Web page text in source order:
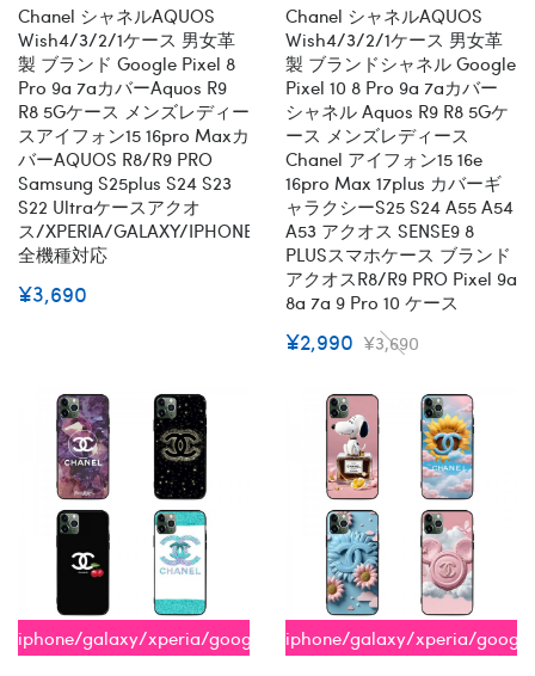
Chanel シャネルAQUOS
Wish4/3/2/1ケース 男女革
製 ブランド Google Pixel 8
Pro 9a 7aカバーaquos R9
R8 5Gケース メンズレディー
スアイフォン15 16pro Maxカ
バーAQUOS R8/R9 PRO
Samsung S25plus S24 S23
S22 Ultraケースアクオ
ス/XPERIA/GALAXY/IPHONE
全機種対応
¥3,690
Chanel シャネルAQUOS
Wish4/3/2/1ケース 男女革
製 ブランドシャネル Google
Pixel 10 8 Pro 9a 7aカバー
シャネル Aquos R9 R8 5Gケ
ース メンズレディース
Chanel アイフォン15 16e
16pro Max 17plus カバーギ
ャラクシーs25 S24 A55 A54
A53 アクオス SENSE9 8
PLUSスマホケース ブランド
アクオスR8/R9 PRO Pixel 9a
8a 7a 9 Pro 10 ケース
¥2,990 ¥3,690
iphone/galaxy/xperia/google/aquosiphone/galaxy/xperia/